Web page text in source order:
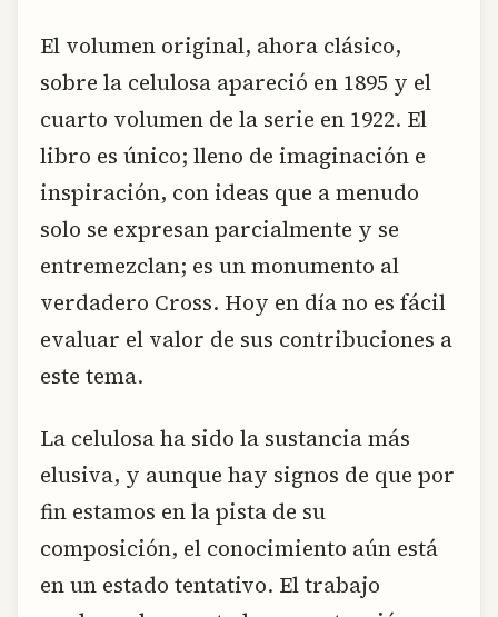
El volumen original, ahora clásico,
sobre la celulosa apareció en 1895 y el
cuarto volumen de la serie en 1922. El
libro es único; lleno de imaginación e
inspiración, con ideas que a menudo
solo se expresan parcialmente y se
entremezclan; es un monumento al
verdadero Cross. Hoy en día no es fácil
evaluar el valor de sus contribuciones a
este tema.
La celulosa ha sido la sustancia más
elusiva, y aunque hay signos de que por
fin estamos en la pista de su
composición, el conocimiento aún está
en un estado tentativo. El trabajo